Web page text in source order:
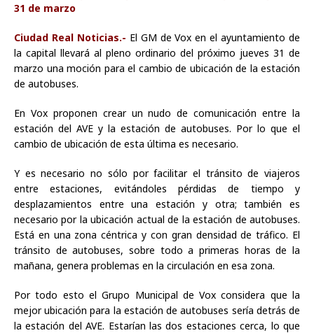
31 de marzo
Ciudad Real Noticias.- El GM de Vox en el ayuntamiento de
la capital llevará al pleno ordinario del próximo jueves 31 de
marzo una moción para el cambio de ubicación de la estación
de autobuses.
En Vox proponen crear un nudo de comunicación entre la
estación del AVE y la estación de autobuses. Por lo que el
cambio de ubicación de esta última es necesario.
Y es necesario no sólo por facilitar el tránsito de viajeros
entre estaciones, evitándoles pérdidas de tiempo y
desplazamientos entre una estación y otra; también es
necesario por la ubicación actual de la estación de autobuses.
Está en una zona céntrica y con gran densidad de tráfico. El
tránsito de autobuses, sobre todo a primeras horas de la
mañana, genera problemas en la circulación en esa zona.
Por todo esto el Grupo Municipal de Vox considera que la
mejor ubicación para la estación de autobuses sería detrás de
la estación del AVE. Estarían las dos estaciones cerca, lo que